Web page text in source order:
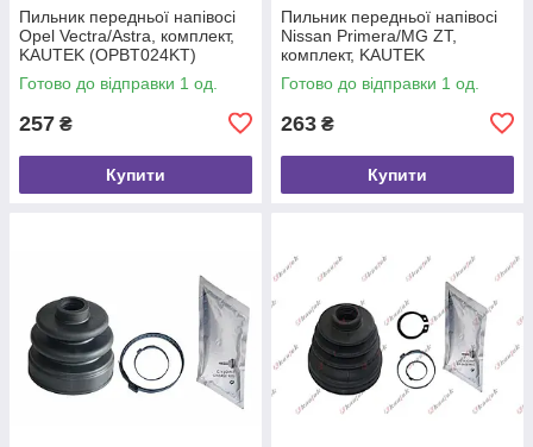
Пильник передньої напівосі
Opel Vectra/Astra, комплект,
KAUTEK (OPBT024KT)
Готово до відправки 1 од.
257 ₴
Купити
Пильник передньої напівосі
Nissan Primera/MG ZT,
комплект, KAUTEK
(NIBT017KT)
Готово до відправки 1 од.
263 ₴
Купити